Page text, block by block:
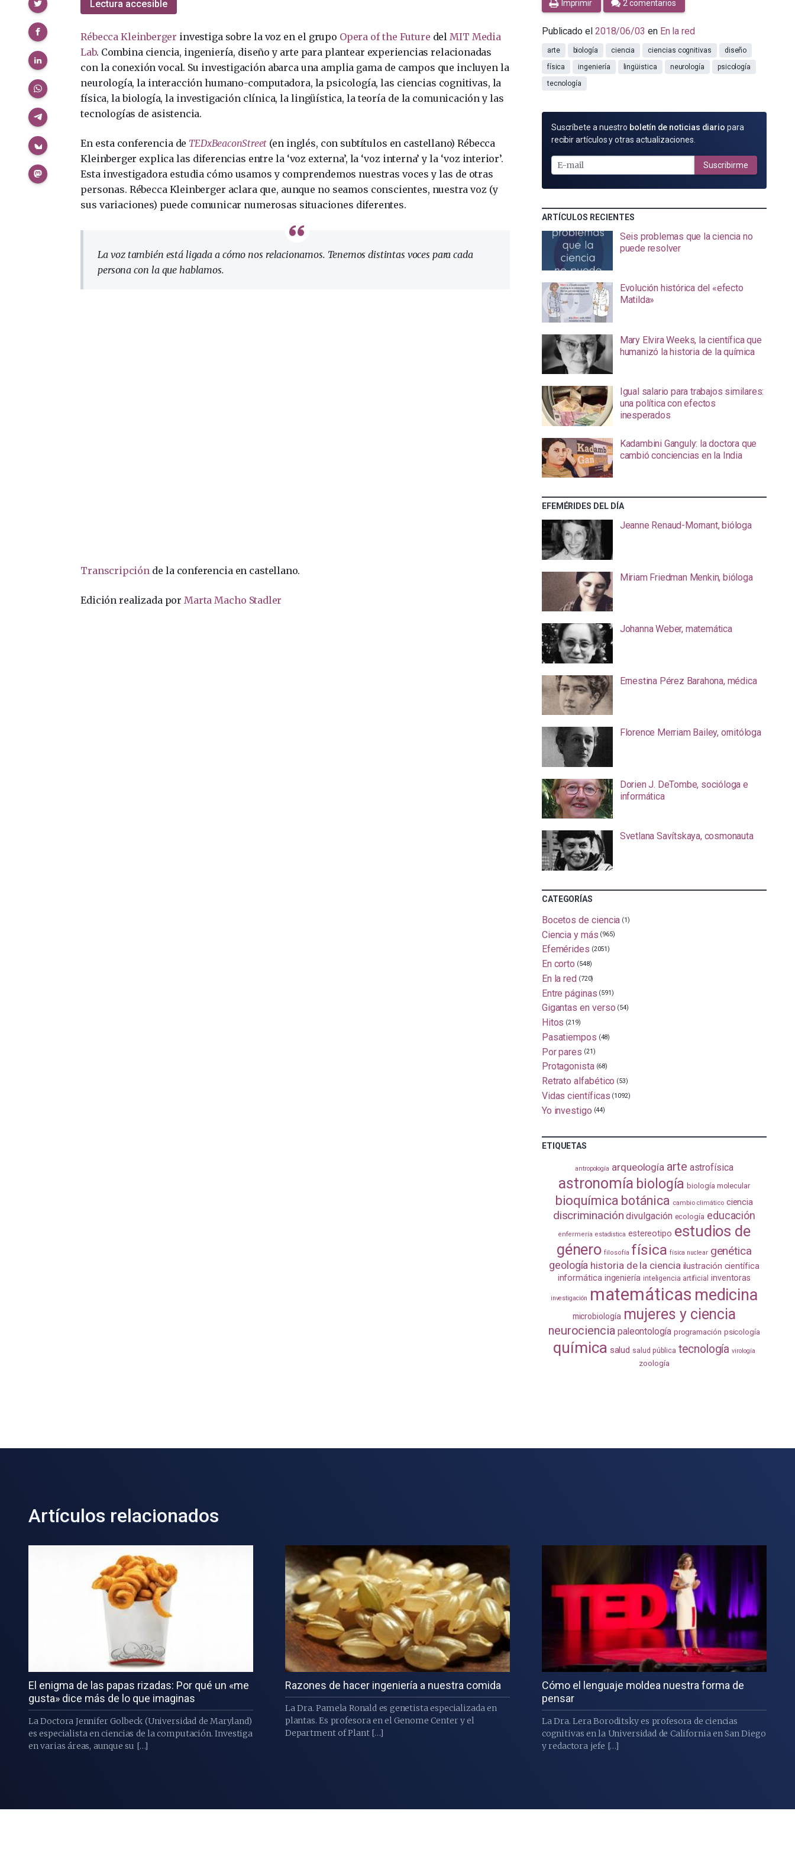
Lectura accesible
Rébecca Kleinberger investiga sobre la voz en el grupo Opera of the Future del MIT Media
Lab. Combina ciencia, ingeniería, diseño y arte para plantear experiencias relacionadas
con la conexión vocal. Su investigación abarca una amplia gama de campos que incluyen la
neurología, la interacción humano-computadora, la psicología, las ciencias cognitivas, la
física, la biología, la investigación clínica, la lingüística, la teoría de la comunicación y las
tecnologías de asistencia.
En esta conferencia de TEDxBeaconStreet (en inglés, con subtítulos en castellano) Rébecca
Kleinberger explica las diferencias entre la ‘voz externa’, la ‘voz interna’ y la ‘voz interior’.
Esta investigadora estudia cómo usamos y comprendemos nuestras voces y las de otras
personas. Rébecca Kleinberger aclara que, aunque no seamos conscientes, nuestra voz (y
sus variaciones) puede comunicar numerosas situaciones diferentes.
La voz también está ligada a cómo nos relacionamos. Tenemos distintas voces para cada
persona con la que hablamos.
Transcripción de la conferencia en castellano.
Edición realizada por Marta Macho Stadler
Imprimir 2 comentarios
Publicado el 2018/06/03 en En la red
arte biología ciencia ciencias cognitivas
diseño
física
ingeniería lingüistica neurología
psicología
tecnología
SUSCRÍBETE
POR
MAIL
Suscríbete a nuestro boletín de noticias diario para
recibir artículos y otras actualizaciones.
Suscribirme
ARTÍCULOS RECIENTES
Seis problemas que la ciencia no
puede resolver
Evolución histórica del «efecto
Matilda»
Mary Elvira Weeks, la científica que
humanizó la historia de la química
Igual salario para trabajos similares:
una política con efectos
inesperados
Kadambini Ganguly: la doctora que
cambió conciencias en la India
EFEMÉRIDES DEL DÍA
Jeanne Renaud-Mornant, bióloga
Miriam Friedman Menkin, bióloga
Johanna Weber, matemática
Ernestina Pérez Barahona, médica
Florence Merriam Bailey, ornitóloga
Dorien J. DeTombe, socióloga e
informática
Svetlana Savítskaya, cosmonauta
CATEGORÍAS
Bocetos de ciencia (1)
Ciencia y más (965)
Efemérides (2051)
En corto (548)
En la red (720)
Entre páginas (591)
Gigantas en verso (54)
Hitos (219)
Pasatiempos (48)
Por pares (21)
Protagonista (68)
Retrato alfabético (53)
Vidas científicas (1092)
Yo investigo (44)
ETIQUETAS
antropología arqueología arte astrofísica
astronomía biología biología molecular
bioquímica botánica cambio climático ciencia
discriminación divulgación ecología educación
enfermería estadistica estereotipo estudios de
género filosofía física física nuclear genética
geología historia de la ciencia ilustración científica
informática ingeniería inteligencia artificial inventoras
investigación matemáticas medicina
microbiología mujeres y ciencia
neurociencia paleontología programación psicología
química salud salud pública tecnología virología
zoología
Artículos relacionados
El enigma de las papas rizadas: Por qué un «me
gusta» dice más de lo que imaginas
La Doctora Jennifer Golbeck (Universidad de Maryland)
es especialista en ciencias de la computación. Investiga
en varias áreas, aunque su […]
Razones de hacer ingeniería a nuestra comida
La Dra. Pamela Ronald es genetista especializada en
plantas. Es profesora en el Genome Center y el
Department of Plant […]
Cómo el lenguaje moldea nuestra forma de
pensar
La Dra. Lera Boroditsky es profesora de ciencias
cognitivas en la Universidad de California en San Diego
y redactora jefe […]